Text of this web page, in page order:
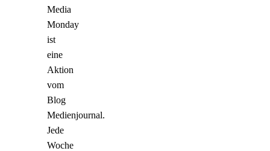
Media
Monday
ist
eine
Aktion
vom
Blog
Medienjournal.
Jede
Woche